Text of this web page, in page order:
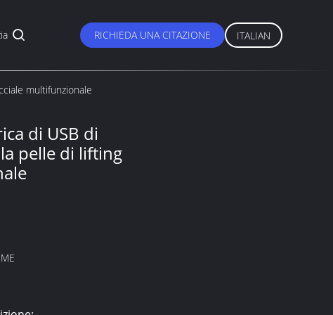
RICHIEDA UNA CITAZIONE ITALIAN
multifunzionale
di USB di
pelle di lifting